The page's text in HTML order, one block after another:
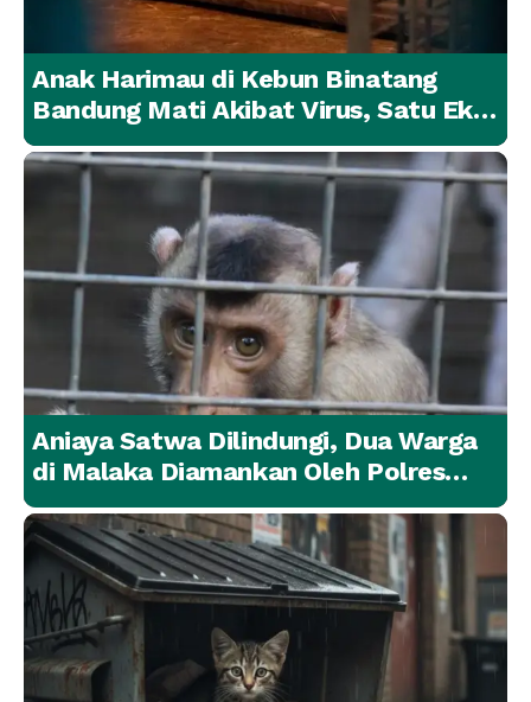
Anak Harimau di Kebun Binatang
Bandung Mati Akibat Virus, Satu Ekor
Lainnya Berangsur Membaik
Aniaya Satwa Dilindungi, Dua Warga
di Malaka Diamankan Oleh Polres
Malaka